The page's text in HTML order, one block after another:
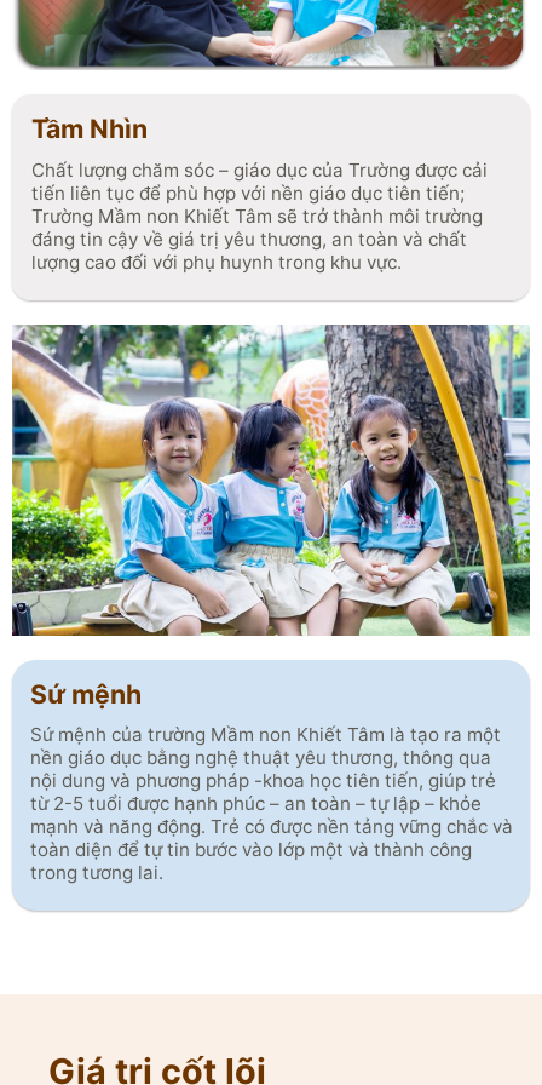
đa tiềm năng của trẻ.
Tầm Nhìn
Chất lượng chăm sóc – giáo dục của Trường được cải
tiến liên tục để phù hợp với nền giáo dục tiên tiến;
Trường Mầm non Khiết Tâm sẽ trở thành môi trường
đáng tin cậy về giá trị yêu thương, an toàn và chất
lượng cao đối với phụ huynh trong khu vực.
Sứ mệnh
Sứ mệnh của trường Mầm non Khiết Tâm là tạo ra một
nền giáo dục bằng nghệ thuật yêu thương, thông qua
nội dung và phương pháp -khoa học tiên tiến, giúp trẻ
từ 2-5 tuổi được hạnh phúc – an toàn – tự lập – khỏe
mạnh và năng động. Trẻ có được nền tảng vững chắc và
toàn diện để tự tin bước vào lớp một và thành công
trong tương lai.
Giá trị cốt lõi